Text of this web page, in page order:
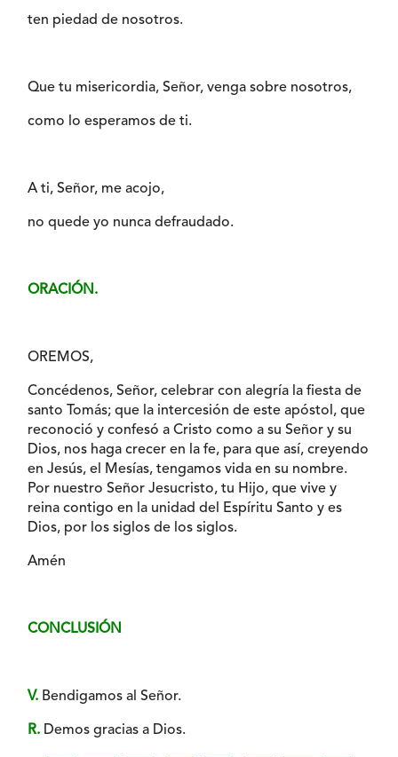
ten piedad de nosotros.
Que tu misericordia, Señor, venga sobre nosotros,
como lo esperamos de ti.
A ti, Señor, me acojo,
no quede yo nunca defraudado.
ORACIÓN.
OREMOS,
Concédenos, Señor, celebrar con alegría la fiesta de
santo Tomás; que la intercesión de este apóstol, que
reconoció y confesó a Cristo como a su Señor y su
Dios, nos haga crecer en la fe, para que así, creyendo
en Jesús, el Mesías, tengamos vida en su nombre.
Por nuestro Señor Jesucristo, tu Hijo, que vive y
reina contigo en la unidad del Espíritu Santo y es
Dios, por los siglos de los siglos.
Amén
CONCLUSIÓN
V. Bendigamos al Señor.
R. Demos gracias a Dios.